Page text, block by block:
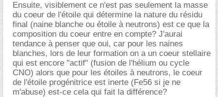
Ensuite, visiblement ce n'est pas seulement la masse
du coeur de l'étoile qui détermine la nature du résidu
final (naine blanche ou étoile à neutrons) est ce que la
composition du coeur entre en compte? J'aurai
tendance à penser que oui, car pour les naines
blanches, lors de leur formation on a un coeur stellaire
qui est encore "actif" (fusion de l'hélium ou cycle
CNO) alors que pour les étoiles à neutrons, le coeur
de l'étoile progénitrice est inerte (Fe56 si je ne
m'abuse) est-ce cela qui fait la différence?